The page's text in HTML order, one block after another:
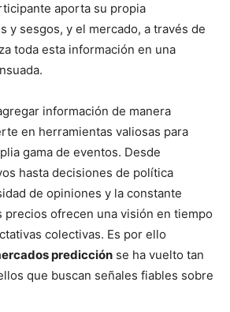
aporta su propia
y sesgos, y el mercado, a través de
toda esta información en una
información de manera
en herramientas valiosas para
gama de eventos. Desde
hasta decisiones de política
de opiniones y la constante
precios ofrecen una visión en tiempo
colectivas. Es por ello
predicción se ha vuelto tan
que buscan señales fiables sobre